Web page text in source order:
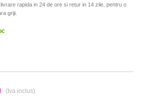
rapida in 24 de ore si retur in 14 zile, pentru o
griji.
(tva inclus)